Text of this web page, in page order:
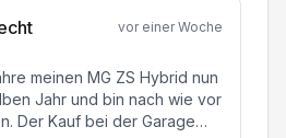
vor einer Woche
Jahr und bin nach wie vor
Der Kauf bei der Garage